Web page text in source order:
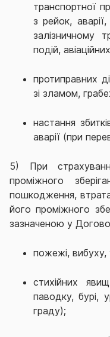
транспортної
з рейок,
залізничному
подій,
протиправних
зі зламом,
настання
аварії (при
5) При
проміжного
пошкодження,
його проміжного
зазначеною у
пожежі, вибуху,
стихійних
паводку, бурі,
граду);